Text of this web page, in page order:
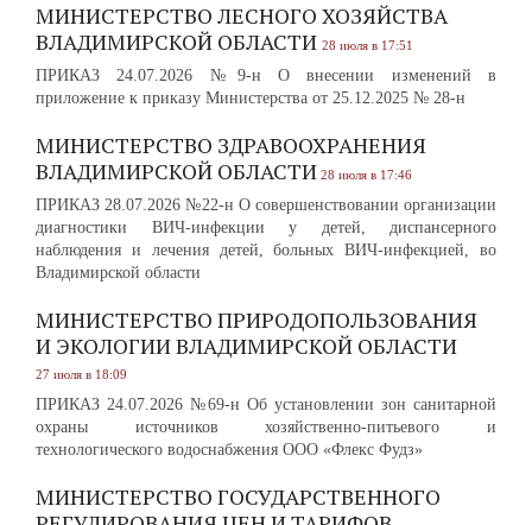
МИНИСТЕРСТВО ЛЕСНОГО ХОЗЯЙСТВА
ВЛАДИМИРСКОЙ ОБЛАСТИ 28 июля в 17:51
ПРИКАЗ 24.07.2026 №9-н О внесении изменений в
приложение к приказу Министерства от 25.12.2025 № 28-н
МИНИСТЕРСТВО ЗДРАВООХРАНЕНИЯ
ВЛАДИМИРСКОЙ ОБЛАСТИ 28 июля в 17:46
ПРИКАЗ 28.07.2026 №22-н О совершенствовании организации
диагностики ВИЧ-инфекции у детей, диспансерного
наблюдения и лечения детей, больных ВИЧ-инфекцией, во
Владимирской области
МИНИСТЕРСТВО ПРИРОДОПОЛЬЗОВАНИЯ
И ЭКОЛОГИИ ВЛАДИМИРСКОЙ ОБЛАСТИ
27 июля в 18:09
ПРИКАЗ 24.07.2026 №69-н Об установлении зон санитарной
охраны источников хозяйственно-питьевого и
технологического водоснабжения ООО «Флекс Фудз»
МИНИСТЕРСТВО ГОСУДАРСТВЕННОГО